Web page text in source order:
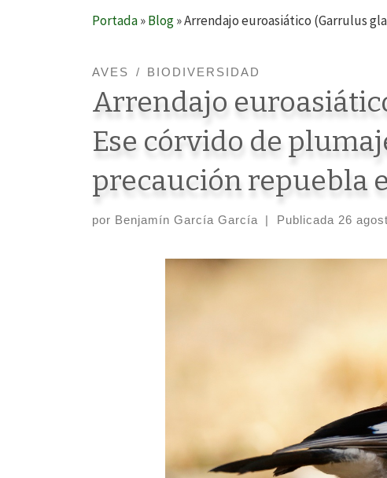
Portada»Blog»Arrendajo euroasiático (Garrulus
AVES BIODIVERSIDAD
Arrendajo
Ese córvido de
precaución repuebla
por Benjamín García García | Publicada 26